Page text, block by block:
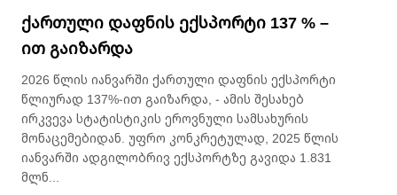
ქართული დაფნის ექსპორტი 137 % –
ით გაიზარდა
2026 წლის იანვარში ქართული დაფნის ექსპორტი
წლიურად 137%-ით გაიზარდა, - ამის შესახებ
ირკვევა სტატისტიკის ეროვნული სამსახურის
მონაცემებიდან. უფრო კონკრეტულად, 2025 წლის
იანვარში ადგილობრივ ექსპორტზე გავიდა 1.831
მლნ...